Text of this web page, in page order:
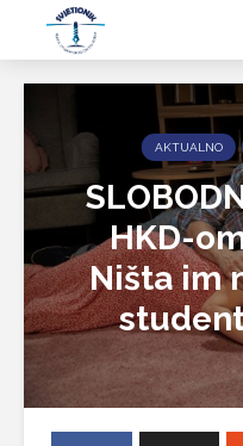
AKTUALNO
HKD-
Ništa im